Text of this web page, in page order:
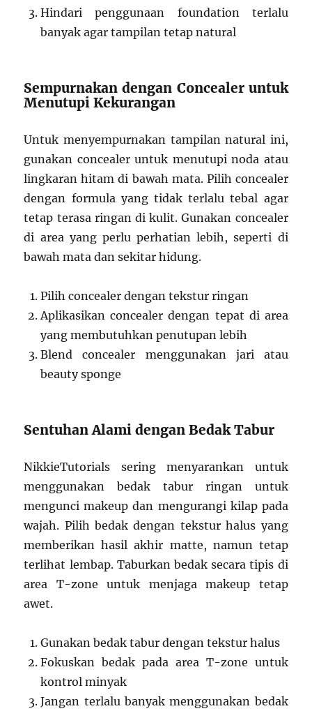
Hindari penggunaan foundation terlalu
banyak agar tampilan tetap natural
Sempurnakan dengan Concealer untuk
Menutupi Kekurangan
Untuk menyempurnakan tampilan natural ini,
gunakan concealer untuk menutupi noda atau
lingkaran hitam di bawah mata. Pilih concealer
dengan formula yang tidak terlalu tebal agar
tetap terasa ringan di kulit. Gunakan concealer
di area yang perlu perhatian lebih, seperti di
bawah mata dan sekitar hidung.
Pilih concealer dengan tekstur ringan
Aplikasikan concealer dengan tepat di area
yang membutuhkan penutupan lebih
Blend concealer menggunakan jari atau
beauty sponge
Sentuhan Alami dengan Bedak Tabur
NikkieTutorials sering menyarankan untuk
menggunakan bedak tabur ringan untuk
mengunci makeup dan mengurangi kilap pada
wajah. Pilih bedak dengan tekstur halus yang
memberikan hasil akhir matte, namun tetap
terlihat lembap. Taburkan bedak secara tipis di
area T-zone untuk menjaga makeup tetap
awet.
Gunakan bedak tabur dengan tekstur halus
Fokuskan bedak pada area T-zone untuk
kontrol minyak
Jangan terlalu banyak menggunakan bedak